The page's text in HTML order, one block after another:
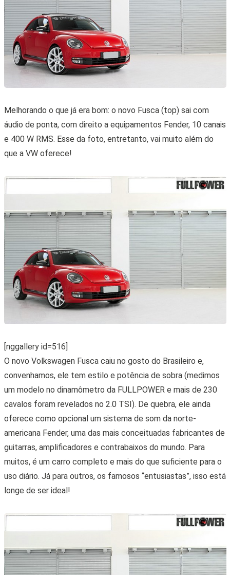
Melhorando o que já era bom: o novo Fusca (top) sai com
áudio de ponta, com direito a equipamentos Fender, 10 canais
e 400 W RMS. Esse da foto, entretanto, vai muito além do
que a VW oferece!
[nggallery id=516]
O novo Volkswagen Fusca caiu no gosto do Brasileiro e,
convenhamos, ele tem estilo e potência de sobra (medimos
um modelo no dinamômetro da FULLPOWER e mais de 230
cavalos foram revelados no 2.0 TSI). De quebra, ele ainda
oferece como opcional um sistema de som da norte-
americana Fender, uma das mais conceituadas fabricantes de
guitarras, amplificadores e contrabaixos do mundo. Para
muitos, é um carro completo e mais do que suficiente para o
uso diário. Já para outros, os famosos “entusiastas”, isso está
longe de ser ideal!